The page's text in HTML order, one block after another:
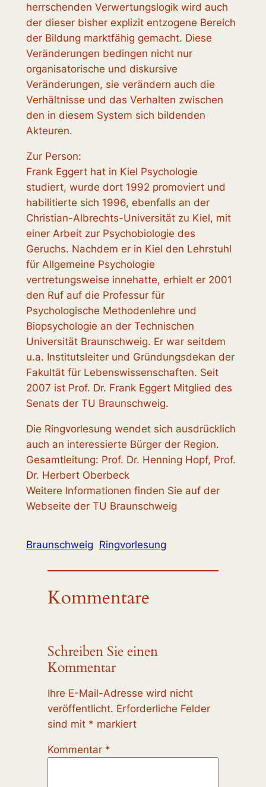
herrschenden Verwertungslogik wird auch
der dieser bisher explizit entzogene Bereich
der Bildung marktfähig gemacht. Diese
Veränderungen bedingen nicht nur
organisatorische und diskursive
Veränderungen, sie verändern auch die
Verhältnisse und das Verhalten zwischen
den in diesem System sich bildenden
Akteuren.
Zur Person:
Frank Eggert hat in Kiel Psychologie
studiert, wurde dort 1992 promoviert und
habilitierte sich 1996, ebenfalls an der
Christian-Albrechts-Universität zu Kiel, mit
einer Arbeit zur Psychobiologie des
Geruchs. Nachdem er in Kiel den Lehrstuhl
für Allgemeine Psychologie
vertretungsweise innehatte, erhielt er 2001
den Ruf auf die Professur für
Psychologische Methodenlehre und
Biopsychologie an der Technischen
Universität Braunschweig. Er war seitdem
u.a. Institutsleiter und Gründungsdekan der
Fakultät für Lebenswissenschaften. Seit
2007 ist Prof. Dr. Frank Eggert Mitglied des
Senats der TU Braunschweig.
Die Ringvorlesung wendet sich ausdrücklich
auch an interessierte Bürger der Region.
Gesamtleitung: Prof. Dr. Henning Hopf, Prof.
Dr. Herbert Oberbeck
Weitere Informationen finden Sie auf der
Webseite der TU Braunschweig
Braunschweig Ringvorlesung
Kommentare
Schreiben Sie einen
Kommentar
Ihre E-Mail-Adresse wird nicht
veröffentlicht. Erforderliche Felder
sind mit * markiert
Kommentar *